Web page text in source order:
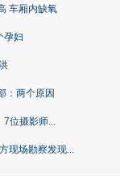
车厢内缺氧
孕妇
：两个原因
7位摄影师...
现场勘察发现...